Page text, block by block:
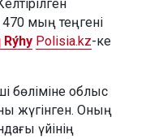
мың теңгені
Polisia.kz-ке
бөліміне облыс
жүгінген. Оның
үйінің